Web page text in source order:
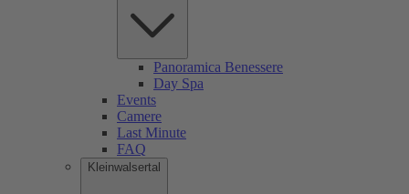
Panoramica Benessere
Day Spa
Events
Camere
Last Minute
FAQ
Kleinwalsertal